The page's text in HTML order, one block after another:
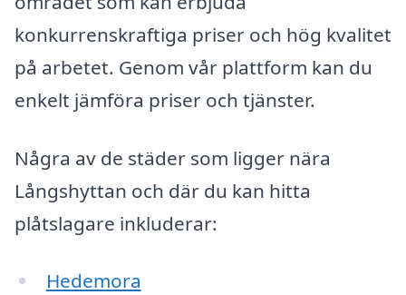
konkurrenskraftiga priser och hög kvalitet
på arbetet. Genom vår plattform kan du
enkelt jämföra priser och tjänster.
Några av de städer som ligger nära
Långshyttan och där du kan hitta
plåtslagare inkluderar:
Hedemora